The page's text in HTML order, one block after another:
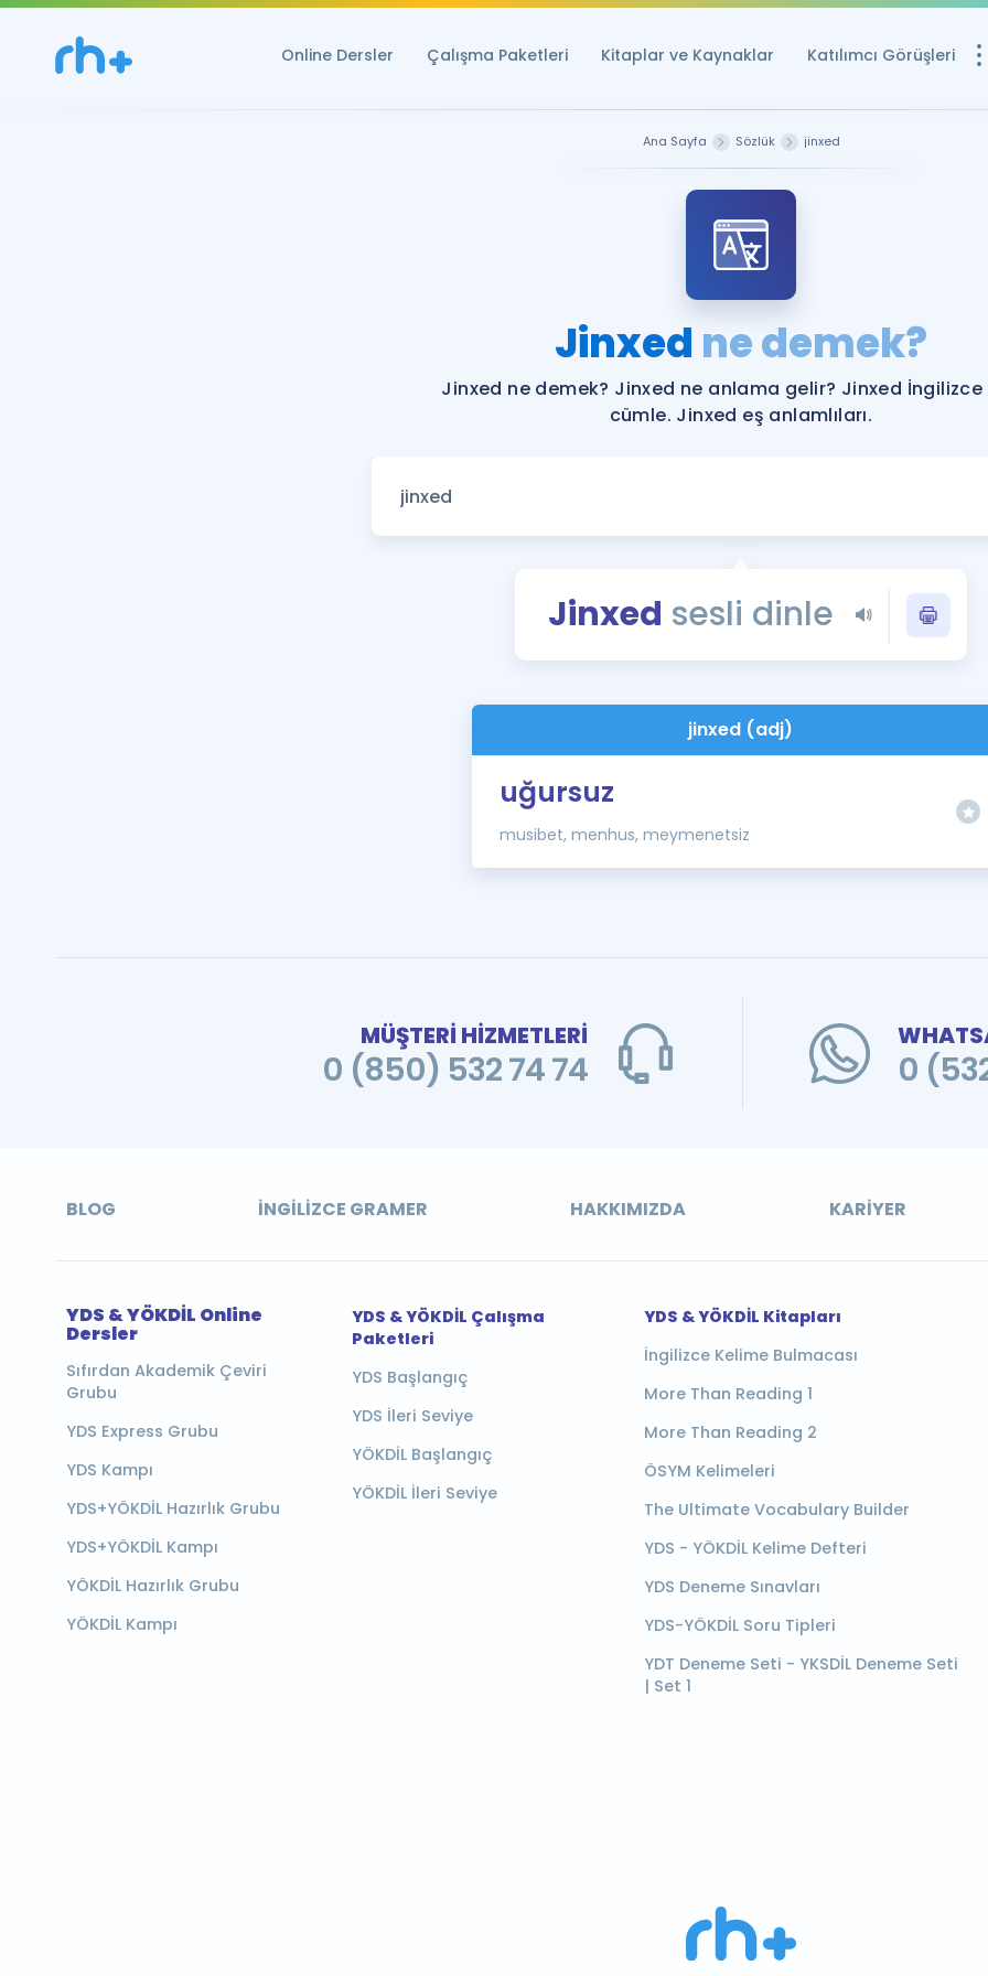
Online Dersler Çalışma Paketleri Kitaplar ve Kaynaklar Katılımcı Görüşleri
YDS ve YÖKDİL
Rehberlik Aracı
YDS ve YÖKDİL'e
Tüm ÖSYM
YDS - YÖKDİL
İngilizce Gramer
Ana Sayfa Sözlük jinxed
Jinxed ne demek?
Jinxed ne demek? Jinxed ne anlama gelir? Jinxed İngilizce
cümle. Jinxed eş anlamlıları.
Jinxed sesli dinle
jinxed (adj)
uğursuz
musibet, menhus, meymenetsiz
MÜŞTERİ HİZMETLERİ
0 (850) 532 74 74 0
BLOG İNGILIZCE GRAMER HAKKIMIZDA KARIYER
YDS & YÖKDİL Online
Dersler
Sıfırdan Akademik Çeviri
Grubu
YDS Express Grubu
YDS Kampı
YDS+YÖKDİL Hazırlık Grubu
YDS+YÖKDİL Kampı
YÖKDİL Hazırlık Grubu
YÖKDİL Kampı
YDS & YÖKDİL Çalışma
Paketleri
YDS Başlangıç
YDS İleri Seviye
YÖKDİL Başlangıç
YÖKDİL İleri Seviye
YDS & YÖKDİL Kitapları
İngilizce Kelime Bulmacası
More Than Reading 1
More Than Reading 2
ÖSYM Kelimeleri
The Ultimate Vocabulary Builder
YDS - YÖKDİL Kelime Defteri
YDS Deneme Sınavları
YDS-YÖKDİL Soru Tipleri
YDT Deneme Seti - YKSDİL Deneme Seti
| Set 1